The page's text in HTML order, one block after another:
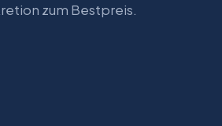
zum Bestpreis.